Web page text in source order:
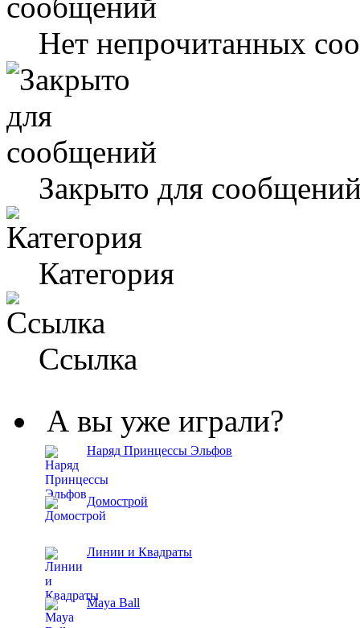
Нет непрочитанных
Закрыто для
Категория
Ссылка
А вы уже играли?
Наряд Принцессы Эльфов
Домострой
Линии и Квадраты
Maya Ball